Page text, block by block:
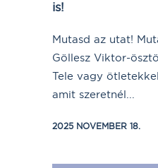
is!
Mutasd az utat!
Göllesz Viktor-
Tele vagy
amit szeretnél...
2025 NOVEMBER 18.